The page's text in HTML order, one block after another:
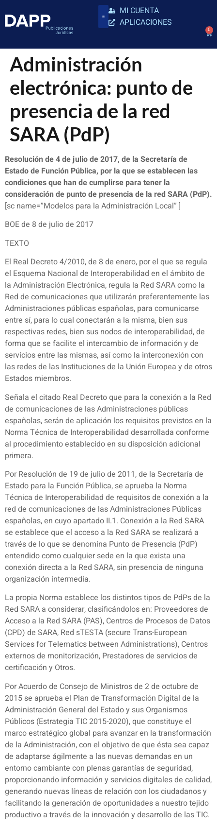
MI CUENTA
APLICACIONES
0
Administración
electrónica: punto de
presencia de la red
SARA (PdP)
Resolución de 4 de julio de 2017, de la Secretaría de
Estado de Función Pública, por la que se establecen las
condiciones que han de cumplirse para tener la
consideración de punto de presencia de la red SARA (PdP).
[sc name=”Modelos para la Administración Local” ]
BOE de 8 de julio de 2017
TEXTO
El Real Decreto 4/2010, de 8 de enero, por el que se regula
el Esquema Nacional de Interoperabilidad en el ámbito de
la Administración Electrónica, regula la Red SARA como la
Red de comunicaciones que utilizarán preferentemente las
Administraciones públicas españolas, para comunicarse
entre sí, para lo cual conectarán a la misma, bien sus
respectivas redes, bien sus nodos de interoperabilidad, de
forma que se facilite el intercambio de información y de
servicios entre las mismas, así como la interconexión con
las redes de las Instituciones de la Unión Europea y de otros
Estados miembros.
Señala el citado Real Decreto que para la conexión a la Red
de comunicaciones de las Administraciones públicas
españolas, serán de aplicación los requisitos previstos en la
Norma Técnica de Interoperabilidad desarrollada conforme
al procedimiento establecido en su disposición adicional
primera.
Por Resolución de 19 de julio de 2011, de la Secretaría de
Estado para la Función Pública, se aprueba la Norma
Técnica de Interoperabilidad de requisitos de conexión a la
red de comunicaciones de las Administraciones Públicas
españolas, en cuyo apartado II.1. Conexión a la Red SARA
se establece que el acceso a la Red SARA se realizará a
través de lo que se denomina Punto de Presencia (PdP)
entendido como cualquier sede en la que exista una
conexión directa a la Red SARA, sin presencia de ninguna
organización intermedia.
La propia Norma establece los distintos tipos de PdPs de la
Red SARA a considerar, clasificándolos en: Proveedores de
Acceso a la Red SARA (PAS), Centros de Procesos de Datos
(CPD) de SARA, Red sTESTA (secure Trans-European
Services for Telematics between Administrations), Centros
externos de monitorización, Prestadores de servicios de
certificación y Otros.
Por Acuerdo de Consejo de Ministros de 2 de octubre de
2015 se aprueba el Plan de Transformación Digital de la
Administración General del Estado y sus Organismos
Públicos (Estrategia TIC 2015-2020), que constituye el
marco estratégico global para avanzar en la transformación
de la Administración, con el objetivo de que ésta sea capaz
de adaptarse ágilmente a las nuevas demandas en un
entorno cambiante con plenas garantías de seguridad,
proporcionando información y servicios digitales de calidad,
generando nuevas líneas de relación con los ciudadanos y
facilitando la generación de oportunidades a nuestro tejido
productivo a través de la innovación y desarrollo de las TIC.